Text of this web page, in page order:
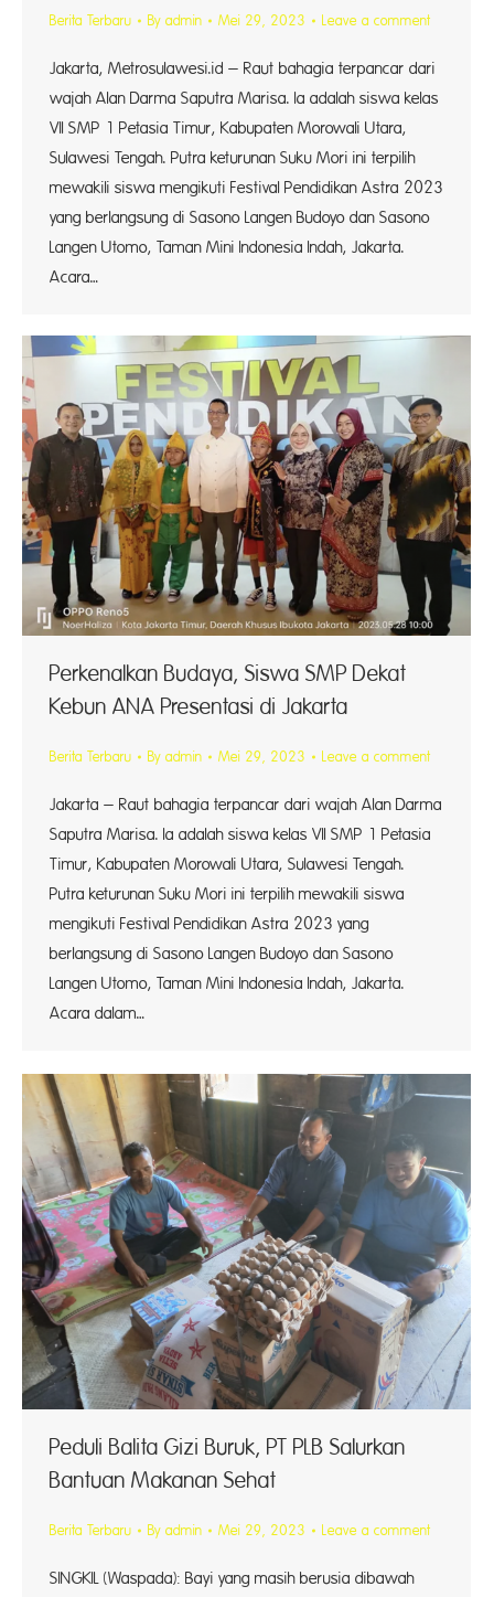
Berita Terbaru By admin Mei 29, 2023 Leave a comment
Jakarta, Metrosulawesi.id – Raut bahagia terpancar dari
wajah Alan Darma Saputra Marisa. Ia adalah siswa kelas
VII SMP 1 Petasia Timur, Kabupaten Morowali Utara,
Sulawesi Tengah. Putra keturunan Suku Mori ini terpilih
mewakili siswa mengikuti Festival Pendidikan Astra 2023
yang berlangsung di Sasono Langen Budoyo dan Sasono
Langen Utomo, Taman Mini Indonesia Indah, Jakarta.
Acara…
Perkenalkan Budaya, Siswa SMP Dekat
Kebun ANA Presentasi di Jakarta
Berita Terbaru By admin Mei 29, 2023 Leave a comment
Jakarta – Raut bahagia terpancar dari wajah Alan Darma
Saputra Marisa. Ia adalah siswa kelas VII SMP 1 Petasia
Timur, Kabupaten Morowali Utara, Sulawesi Tengah.
Putra keturunan Suku Mori ini terpilih mewakili siswa
mengikuti Festival Pendidikan Astra 2023 yang
berlangsung di Sasono Langen Budoyo dan Sasono
Langen Utomo, Taman Mini Indonesia Indah, Jakarta.
Acara dalam…
Peduli Balita Gizi Buruk, PT PLB Salurkan
Bantuan Makanan Sehat
Berita Terbaru By admin Mei 29, 2023 Leave a comment
SINGKIL (Waspada): Bayi yang masih berusia dibawah